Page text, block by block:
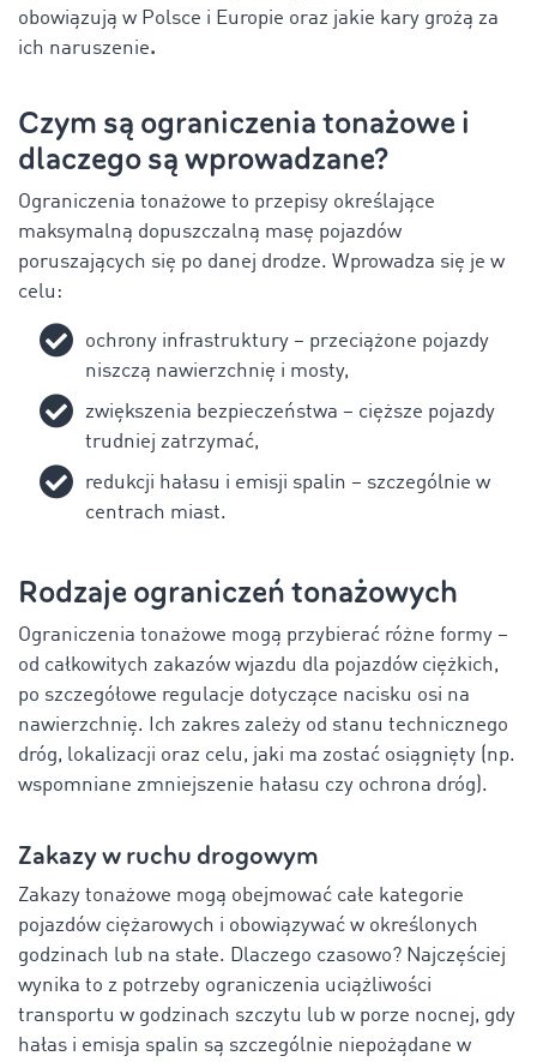
obowiązują w Polsce i Europie oraz jakie kary grożą za
ich naruszenie.
Czym są ograniczenia tonażowe i
dlaczego są wprowadzane?
Ograniczenia tonażowe to przepisy określające
maksymalną dopuszczalną masę pojazdów
poruszających się po danej drodze. Wprowadza się je w
celu:
ochrony infrastruktury – przeciążone pojazdy
niszczą nawierzchnię i mosty,
zwiększenia bezpieczeństwa – cięższe pojazdy
trudniej zatrzymać,
redukcji hałasu i emisji spalin – szczególnie w
centrach miast.
Rodzaje ograniczeń tonażowych
Ograniczenia tonażowe mogą przybierać różne formy –
od całkowitych zakazów wjazdu dla pojazdów ciężkich,
po szczegółowe regulacje dotyczące nacisku osi na
nawierzchnię. Ich zakres zależy od stanu technicznego
dróg, lokalizacji oraz celu, jaki ma zostać osiągnięty (np.
wspomniane zmniejszenie hałasu czy ochrona dróg).
Zakazy w ruchu drogowym
Zakazy tonażowe mogą obejmować całe kategorie
pojazdów ciężarowych i obowiązywać w określonych
godzinach lub na stałe. Dlaczego czasowo? Najczęściej
wynika to z potrzeby ograniczenia uciążliwości
transportu w godzinach szczytu lub w porze nocnej, gdy
hałas i emisja spalin są szczególnie niepożądane w